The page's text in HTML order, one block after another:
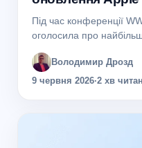
з’явиться майже
Під час конференції
оголосила про
штучного інтелекту
Apple...
Володимир Дрозд
9 червня 2026·2 хв